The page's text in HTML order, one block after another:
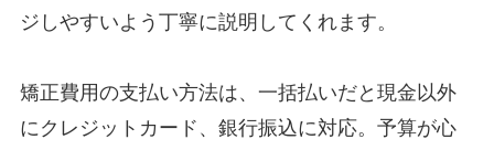
ジしやすいよう丁寧に説明してくれます。
矯正費用の支払い方法は、一括払いだと現金以外
にクレジットカード、銀行振込に対応。予算が心